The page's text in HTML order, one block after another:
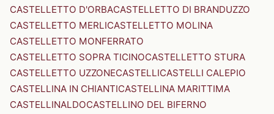
CASTELLETTO D'ORBACASTELLETTO DI BRANDUZZO
CASTELLETTO MERLICASTELLETTO MOLINA
CASTELLETTO MONFERRATO
CASTELLETTO SOPRA TICINOCASTELLETTO STURA
CASTELLETTO UZZONECASTELLICASTELLI CALEPIO
CASTELLINA IN CHIANTICASTELLINA MARITTIMA
CASTELLINALDOCASTELLINO DEL BIFERNO